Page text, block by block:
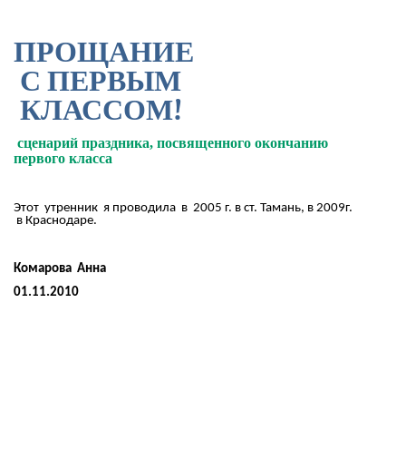
ПРОЩАНИЕ
С ПЕРВЫМ
КЛАССОМ!
сценарий праздника, посвященного окончанию
первого класса
Этот утренник я проводила в 2005 г. в ст. Тамань, в 2009г.
в Краснодаре.
Комарова Анна
01.11.2010